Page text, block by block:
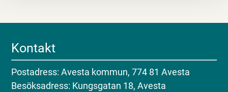
Kontakt
Postadress: Avesta kommun, 774 81 Avesta
Besöksadress: Kungsgatan 18, Avesta